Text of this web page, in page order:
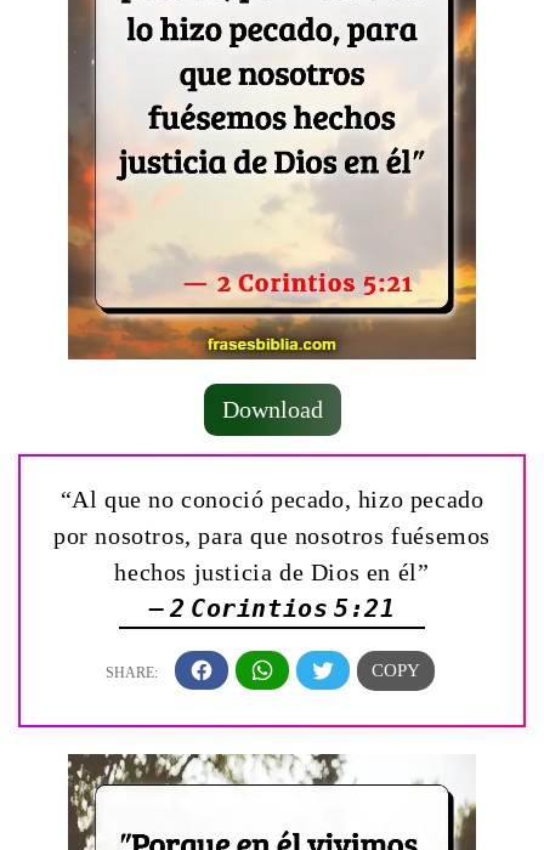
Download
“Al que no conoció pecado, hizo pecado
por nosotros, para que nosotros fuésemos
hechos justicia de Dios en él”
— 2 Corintios 5:21